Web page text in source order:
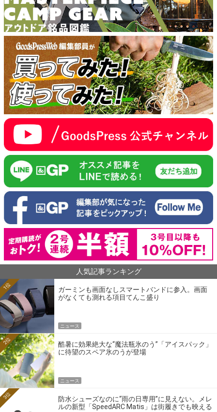
人気記事ランキング
ガーミンも画面なしスマートバンドに参入。画面
がなくても測れる項目てんこ盛り
1位
ニュース
酷暑に効果絶大な“魔法瓶氷のう”「アイスパック」
に待望のスペア氷のうが登場
2位
ニュース
防水シューズなのに“雨の日専用”に見えない。メレ
ルの新型「SpeedARC Matis」は街履きでも映える
3位